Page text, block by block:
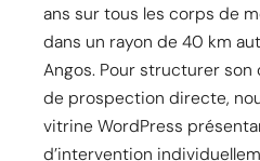
ans sur tous les corps de
dans un rayon de 40 km
Angos. Pour structurer
de prospection directe,
vitrine WordPress
d’intervention